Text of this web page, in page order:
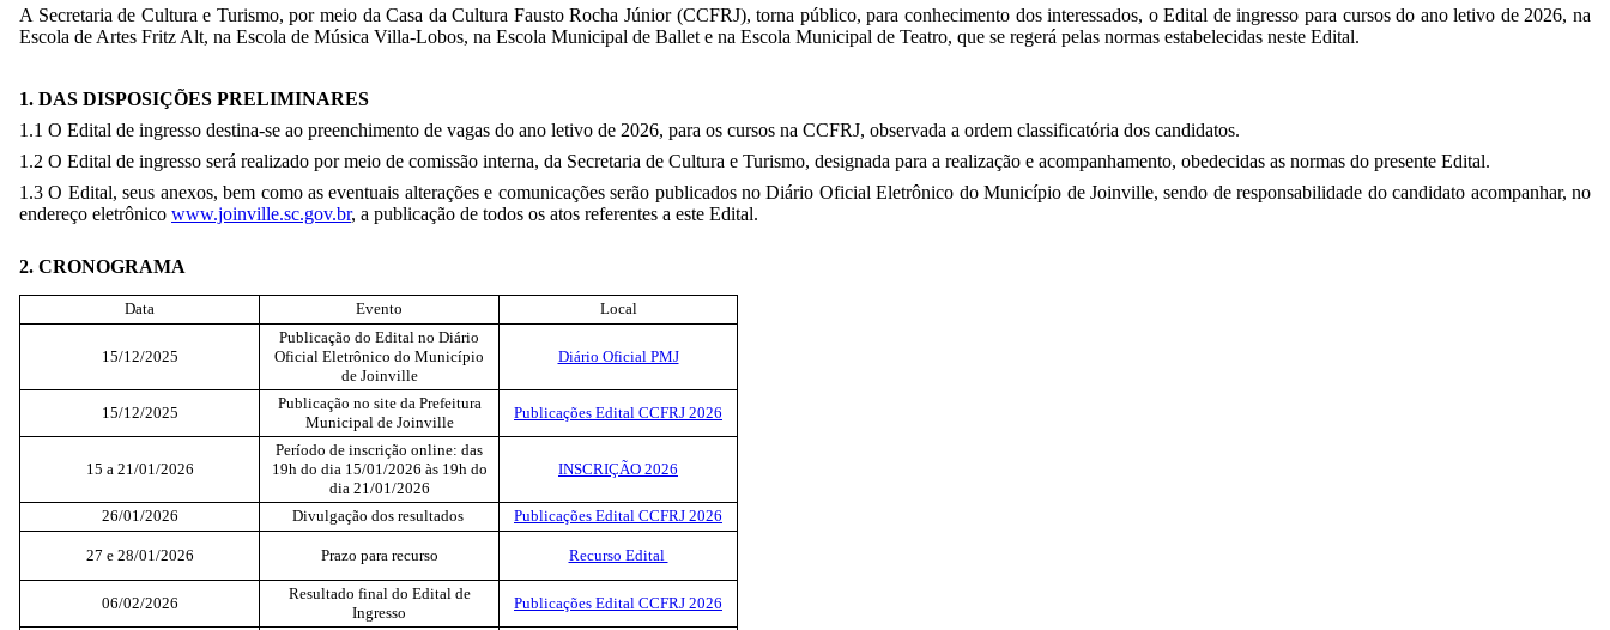
A Secretaria de Cultura e Turismo, por meio da Casa da Cultura Fausto Rocha Júnior (CCFRJ), torna público, para conhecimento dos interessados, o Edital de ingresso para cursos do ano letivo de 2026, na
Escola de Artes Fritz Alt, na Escola de Música Villa-Lobos, na Escola Municipal de Ballet e na Escola Municipal de Teatro, que se regerá pelas normas estabelecidas neste Edital.
1. DAS DISPOSIÇÕES PRELIMINARES
1.1 O Edital de ingresso destina-se ao preenchimento de vagas do ano letivo de 2026, para os cursos na CCFRJ, observada a ordem classificatória dos candidatos.
1.2 O Edital de ingresso será realizado por meio de comissão interna, da Secretaria de Cultura e Turismo, designada para a realização e acompanhamento, obedecidas as normas do presente Edital.
1.3 O Edital, seus anexos, bem como as eventuais alterações e comunicações serão publicados no Diário Oficial Eletrônico do Município de Joinville, sendo de responsabilidade do candidato acompanhar, no
endereço eletrônico www.joinville.sc.gov.br, a publicação de todos os atos referentes a este Edital.
2. CRONOGRAMA
Data Evento Local
15/12/2025
Publicação do Edital no Diário
Oficial Eletrônico do Município
de Joinville
Diário Oficial PMJ
15/12/2025
Publicação no site da Prefeitura
Municipal de Joinville
Publicações Edital CCFRJ 2026
15 a 21/01/2026
Período de inscrição online: das
19h do dia 15/01/2026 às 19h do
dia 21/01/2026
INSCRIÇÃO 2026
26/01/2026 Divulgação dos resultados Publicações Edital CCFRJ 2026
27 e 28/01/2026 Prazo para recurso Recurso Edital
06/02/2026
Resultado final do Edital de
Ingresso
Publicações Edital CCFRJ 2026